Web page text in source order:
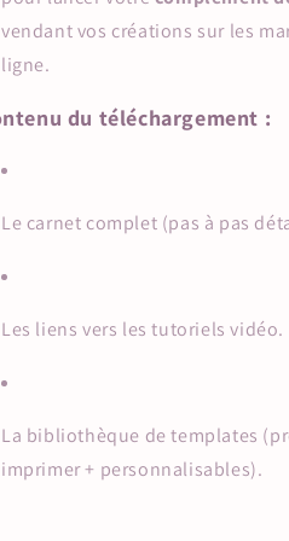
vendant vos créations sur les
ligne.
du téléchargement :
Le carnet complet (pas à pas
Les liens vers les tutoriels vidéo.
La bibliothèque de templates
imprimer + personnalisables).